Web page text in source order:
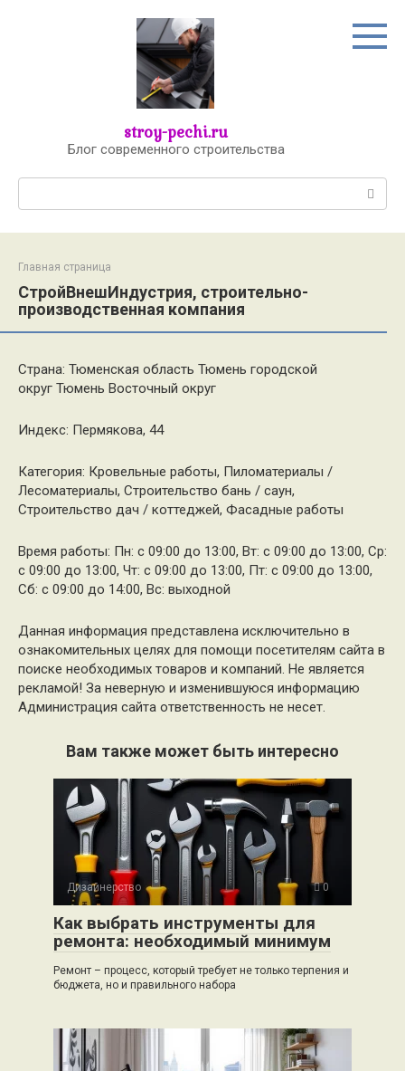
stroy-pechi.ru
Блог современного строительства
Главная страница
СтройВнешИндустрия, строительно-
производственная компания
Страна: Тюменская область Тюмень городской
округ Тюмень Восточный округ
Индекс: Пермякова, 44
Категория: Кровельные работы, Пиломатериалы /
Лесоматериалы, Строительство бань / саун,
Строительство дач / коттеджей, Фасадные работы
Время работы: Пн: с 09:00 до 13:00, Вт: с 09:00 до 13:00, Ср:
с 09:00 до 13:00, Чт: с 09:00 до 13:00, Пт: с 09:00 до 13:00,
Сб: с 09:00 до 14:00, Вс: выходной
Данная информация представлена исключительно в
ознакомительных целях для помощи посетителям сайта в
поиске необходимых товаров и компаний. Не является
рекламой! За неверную и изменившуюся информацию
Администрация сайта ответственность не несет.
Вам также может быть интересно
Дизайнерство 0
Как выбрать инструменты для
ремонта: необходимый минимум
Ремонт – процесс, который требует не только терпения и
бюджета, но и правильного набора